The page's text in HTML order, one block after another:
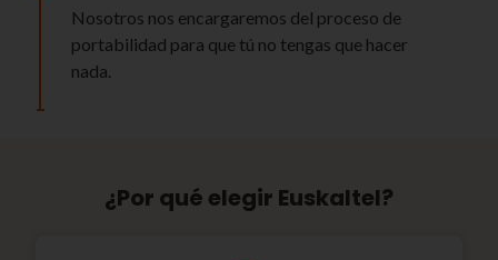
Nosotros nos encargaremos del proceso de
portabilidad para que tú no tengas que hacer
nada.
¿Por qué elegir Euskaltel?